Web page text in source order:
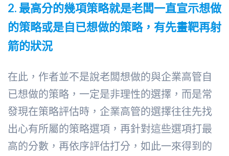
2. 最高分的幾項策略就是老闆一直宣示想做
的策略或是自已想做的策略，有先畫靶再射
箭的狀況
在此，作者並不是說老闆想做的與企業高管自
已想做的策略，一定是非理性的選擇，而是常
發現在策略評估時，企業高管的選擇往往先找
出心有所屬的策略選項，再針對這些選項打最
高的分數，再依序評估打分，如此一來得到的